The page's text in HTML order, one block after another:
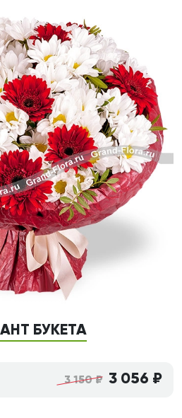
БУКЕТА
3 150 ₽ 3 056 ₽